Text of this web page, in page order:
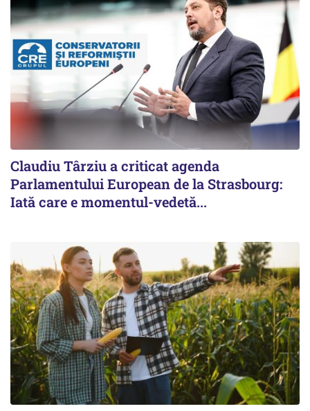
Claudiu Târziu a criticat agenda
Parlamentului European de la Strasbourg:
Iată care e momentul-vedetă...